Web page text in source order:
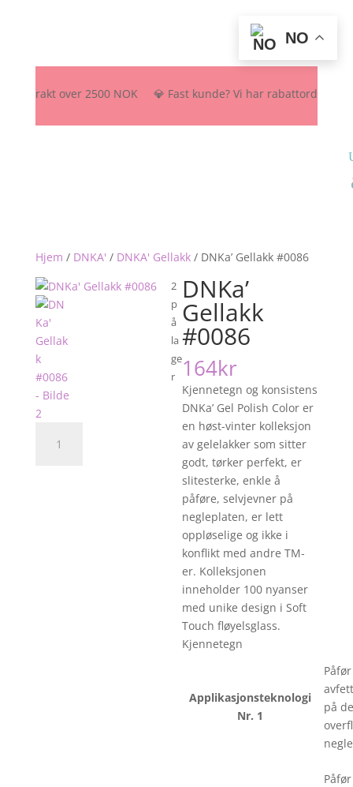
frakt over 2500 NOK 💎 Fast kunde? Vi har rabattordning –
Hjem / DNKA' / DNKA' Gellakk/ DNKa’ Gellakk #0086
DNKa’
Gellakk
#0086
164kr
Kjennetegn og konsistens
DNKa’ Gel Polish Color er
en høst-vinter kolleksjon
av gelelakker som sitter
godt, tørker perfekt, er
slitesterke, enkle å
påføre, selvjevner på
negleplaten, er lett
oppløselige og ikke i
konflikt med andre TM-
er. Kolleksjonen
inneholder 100 nyanser
med unike design i Soft
Touch fløyelsglass.
Kjennetegn
Applikasjonsteknologi
Nr. 1
på
2
p
å
la
ge
r
Gellakk
NO